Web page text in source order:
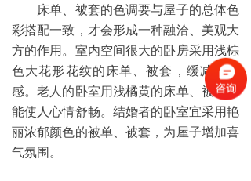
床单、被套的色调要与屋子的总体色
彩搭配一致，才会形成一种融洽、美观大
方的作用。室内空间很大的卧房采用浅棕
色大花形花纹的床单、被套，缓减宽阔
感。老人的卧室用浅橘黄的床单、被套，
能使人心情舒畅。结婚者的卧室宜采用艳
丽浓郁颜色的被单、被套，为屋子增加喜
气氛围。